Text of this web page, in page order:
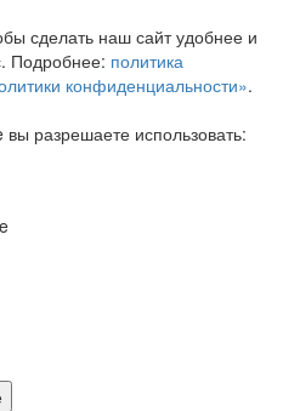
сделать наш сайт удобнее и
Подробнее: политика
конфиденциальности».
разрешаете использовать: